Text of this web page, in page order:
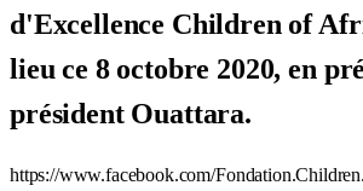
d'Excellence Children of
lieu ce 8 octobre 2020, en
président Ouattara.
https://www.facebook.com/